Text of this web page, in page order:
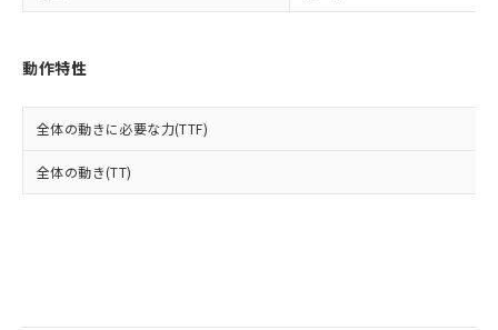
動作特性
全体の動きに必要な力(TTF)
全体の動き(TT)
EU RoHS指令（10物質）の非含有証明書
ものではありません。
また、RoHS指令のフタル酸エステル類４
荷製品に未対応品が混在することから備考